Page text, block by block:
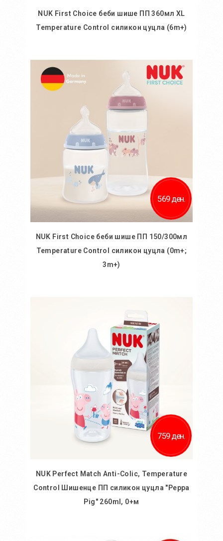
NUK First Choice беби шише ПП 360мл XL
Temperature Control силикон цуцла (6m+)
Во кошничка
569 ден.
NUK First Choice беби шише ПП 150/300мл
Temperature Control силикон цуцла (0m+;
3m+)
759 ден.
NUK Perfect Match Anti-Colic, Temperature
Control Шишенце ПП силикон цуцла "Peppa
Pig" 260ml, 0+м